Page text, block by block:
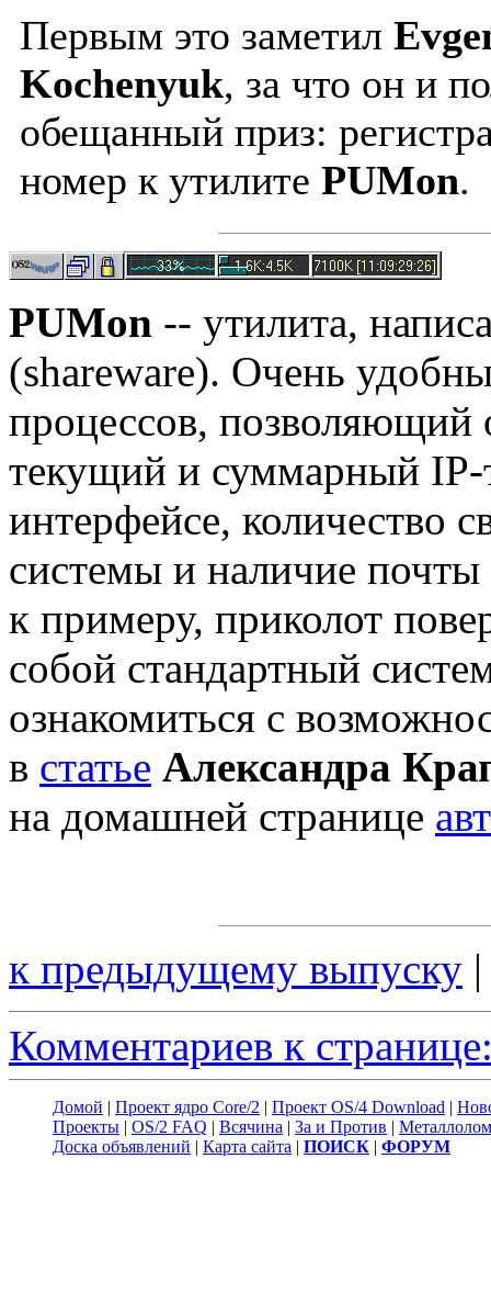
Первым это заметил
Kochenyuk, за что он и
обещанный приз:
номер к утилите PUMon.
PUMon -- утилита,
(shareware). Очень
процессов, позволяющий
текущий и суммарный
интерфейсе, количество
системы и наличие
к примеру, приколот
собой стандартный
ознакомиться с
в статье Александра
на домашней странице
к предыдущему выпуску
Комментариев к
Домой | Проект ядро Core/2 | Проект OS/4 Download |
Проекты | OS/2 FAQ | Всячина | За и Против | Металлолом
Доска объявлений | Карта сайта | ПОИСК | ФОРУМ